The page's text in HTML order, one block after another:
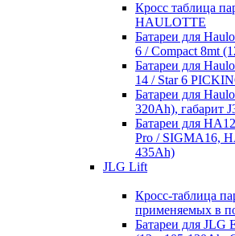
Кросc таблица
HAULOTTE
Батареи для
6 / Compact 8mt
Батареи для
14 / Star 6
Батареи для
320Ah), габарит
Батареи для
Pro / SIGMA16,
435Ah)
JLG Lift
Кросc-таблица
применяемых в
Батареи для JLG